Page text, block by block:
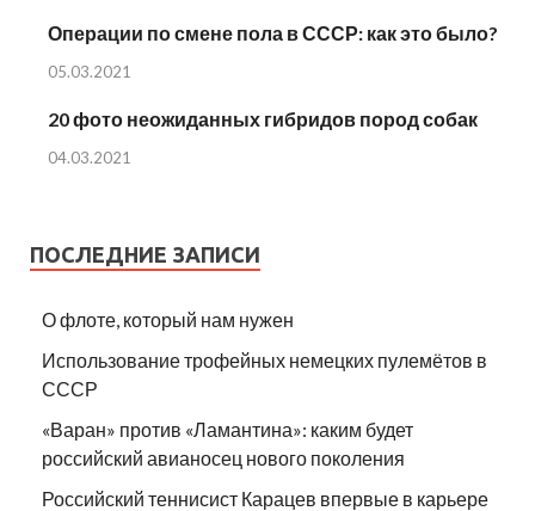
Операции по смене пола в СССР: как это было?
05.03.2021
20 фото неожиданных гибридов пород собак
04.03.2021
ПОСЛЕДНИЕ ЗАПИСИ
О флоте, который нам нужен
Использование трофейных немецких пулемётов в
СССР
«Варан» против «Ламантина»: каким будет
российский авианосец нового поколения
Российский теннисист Карацев впервые в карьере